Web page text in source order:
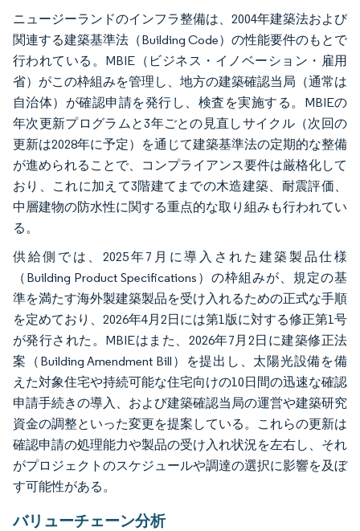
ニュージーランドのインフラ整備は、2004年建築法および
関連する建築基準法（Building Code）の性能要件のもとで
行われている。MBIE（ビジネス・イノベーション・雇用
省）がこの枠組みを管理し、地方の建築確認当局（通常は
自治体）が確認申請を発行し、検査を実施する。MBIEの
年次更新プログラムと3年ごとの見直しサイクル（次回の
更新は2028年に予定）を通じて建築基準法の定期的な整備
が進められることで、コンプライアンス要件は厳格化して
おり、これに加えて3階建てまでの木造建築、耐震評価、
中層建物の防水性に関する重点的な取り組みも行われてい
る。
供給側では、2025年7月に導入された建築製品仕様
（Building Product Specifications）の枠組みが、規定の基
準を満たす海外製建築製品を受け入れるための正式な手順
を定めており、2026年4月2日には第1版に対する修正第1号
が発行された。MBIEはまた、2026年7月2日に建築修正法
案（Building Amendment Bill）を提出し、太陽光設備を備
えた対象住宅や持続可能な住宅向けの10日間の迅速な確認
申請手続きの導入、および建築確認当局の運営や建築研究
資金の調整といった変更を提案している。これらの更新は
確認申請の処理能力や製品の受け入れ状況を左右し、それ
がプロジェクトのスケジュールや調達の選択に影響を及ぼ
す可能性がある。
バリューチェーン分析